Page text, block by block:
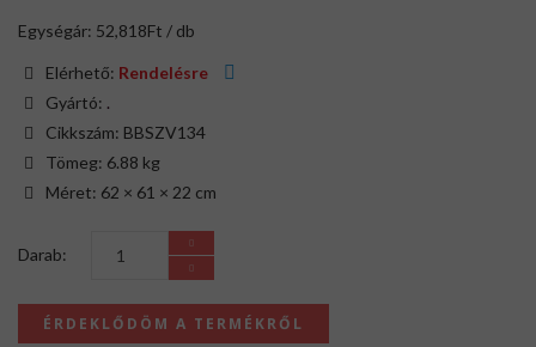
Egységár: 52,818Ft / db
Elérhető: Rendelésre
Gyártó: .
Cikkszám: BBSZV134
Tömeg: 6.88 kg
Méret: 62 × 61 × 22 cm
Darab:
ÉRDEKLŐDÖM A TERMÉKRŐL